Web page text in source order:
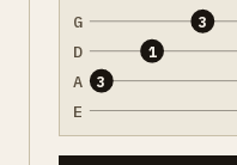
G
D
A
E
3
1
3